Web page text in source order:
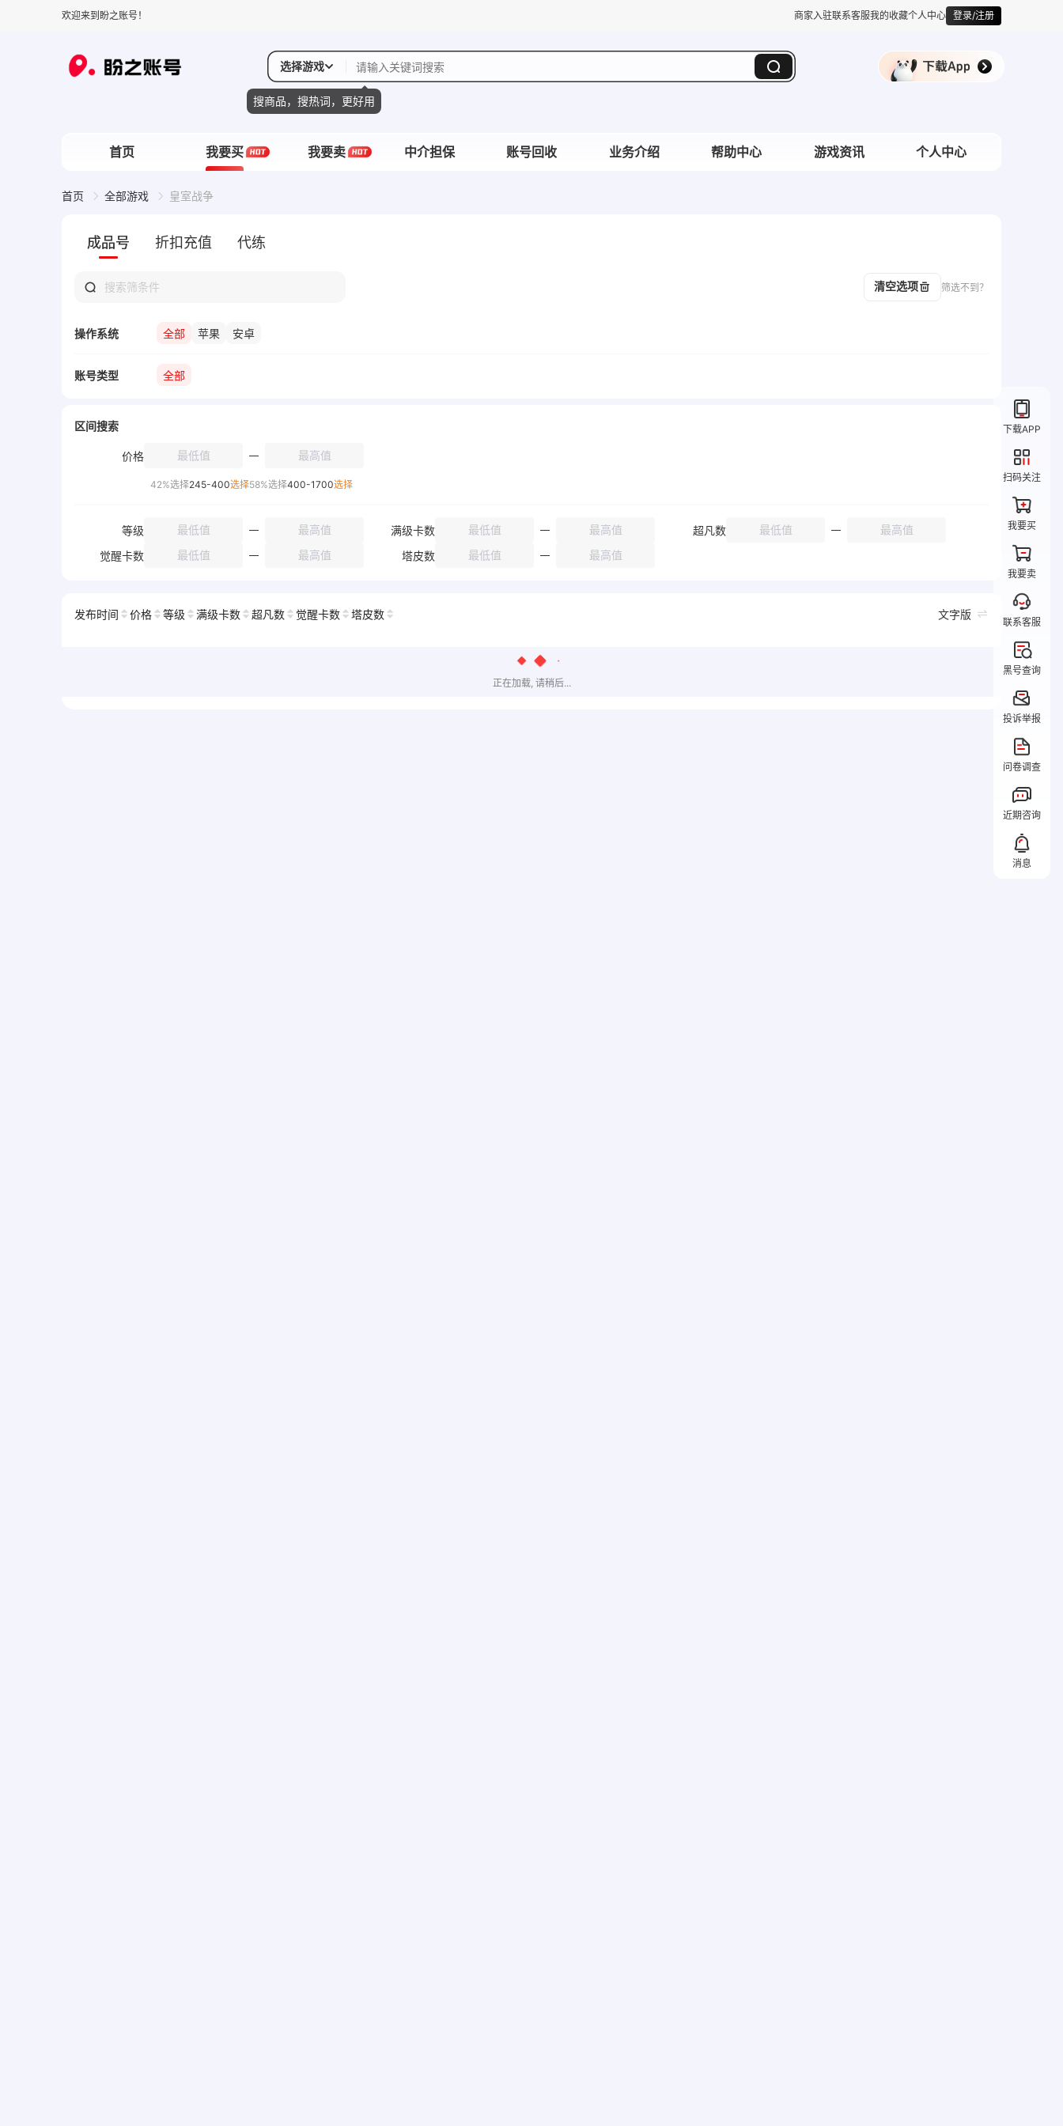
欢迎来到盼之账号！ 商家入驻联系客服我的收藏个人中心 登录/注册
选择游戏
搜商品，搜热词，更好用
首页 我要买 我要卖 中介担保 账号回收 业务介绍 帮助中心 游戏资讯 个人中心
首页 全部游戏 皇室战争
成品号 折扣充值 代练
清空选项 筛选不到？
操作系统 全部 苹果 安卓
账号类型 全部
区间搜索
价格
42%选择245-400选择58%选择400-1700选择
等级 满级卡数
超凡数
觉醒卡数
塔皮数
发布时间 价格 等级 满级卡数 超凡数 觉醒卡数 塔皮数 文字版
正在加载, 请稍后...
下载APP
扫码关注
我要买
我要卖
联系客服
黑号查询
投诉举报
问卷调查
近期咨询
消息